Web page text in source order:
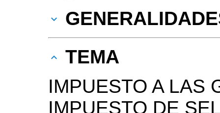
TEMA
IMPUESTO A LAS
IMPUESTO DE